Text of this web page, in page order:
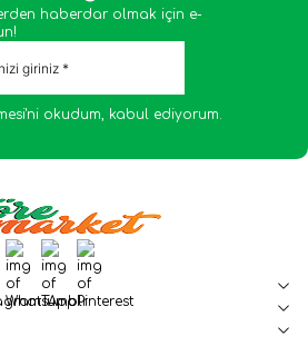
haberdar olmak için e-
okudum, kabul ediyorum.
WhatsApp
TumblrPinterest